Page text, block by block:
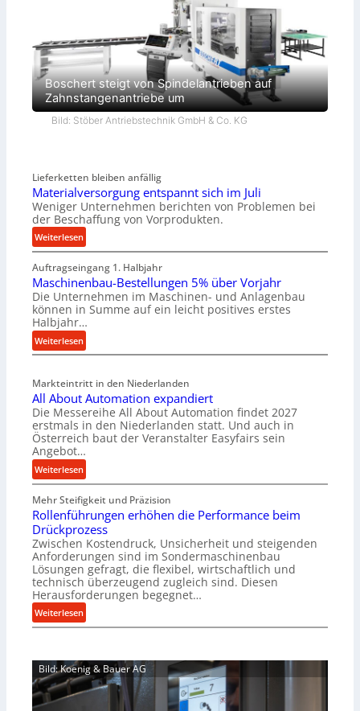
Boschert steigt von Spindelantrieben auf
Zahnstangenantriebe um
Bild: Stöber Antriebstechnik GmbH & Co. KG
Lieferketten bleiben anfällig
Materialversorgung entspannt sich im Juli
Weniger Unternehmen berichten von Problemen bei
der Beschaffung von Vorprodukten.
Weiterlesen:
M
a
t
e
r
i
a
l
e
r
s
o
u
n
g
e
n
t
s
p
a
n
s
i
c
Auftragseingang 1. Halbjahr
Maschinenbau-Bestellungen 5% über Vorjahr
Die Unternehmen im Maschinen- und Anlagenbau
können in Summe auf ein leicht positives erstes
Halbjahr…
Weiterlesen:
M
s
c
h
i
n
e
n
a
u
-
B
e
s
t
e
l
u
n
g
Markteintritt in den Niederlanden
All About Automation expandiert
Die Messereihe All About Automation findet 2027
erstmals in den Niederlanden statt. Und auch in
Österreich baut der Veranstalter Easyfairs sein
Angebot…
Weiterlesen:
A
l
l
A
b
o
u
t
A
u
m
a
Mehr Steifigkeit und Präzision
Rollenführungen erhöhen die Performance beim
Drückprozess
Zwischen Kostendruck, Unsicherheit und steigenden
Anforderungen sind im Sondermaschinenbau
Lösungen gefragt, die flexibel, wirtschaftlich und
technisch überzeugend zugleich sind. Diesen
Herausforderungen begegnet…
Weiterlesen:
R
l
l
e
Bild: Koenig & Bauer AG